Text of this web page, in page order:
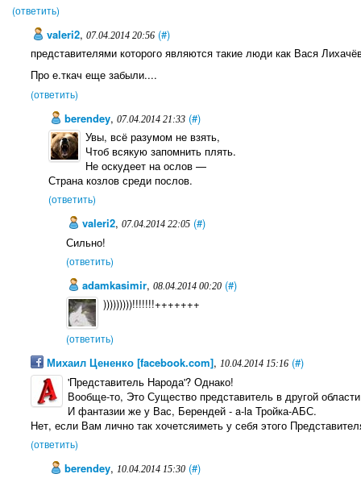
(ответить)
valeri2, 07.04.2014 20:56 (#)
представителями которого являются такие люди как Вася
Про е.ткач еще забыли....
(ответить)
berendey,07.04.2014 21:33 (#)
Увы, всё разумом не взять,
Чтоб всякую запомнить плять.
Не оскудеет на ослов —
Страна козлов среди послов.
(ответить)
valeri2, 07.04.2014 22:05 (#)
Сильно!
(ответить)
adamkasimir, 08.04.2014 00:20 (#)
)))))))))!!!!!!!+++++++
(ответить)
Михаил Цененко [facebook.com], 10.04.2014 15:16 (#)
'Представитель Народа'? Однако!
Вообще-то, Это Существо представитель в другой
И фантазии же у Вас, Берендей - a-la Тройка-АБС.
Нет, если Вам лично так хочетсяиметь у себя этого
(ответить)
berendey,10.04.2014 15:30 (#)